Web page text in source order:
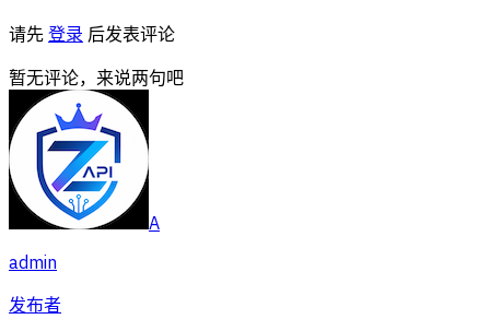
请先 登录 后发表评论
暂无评论，来说两句吧
A
admin
发布者